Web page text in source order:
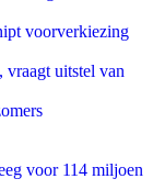
voorverkiezing
vraagt uitstel van
voor 114 miljoen